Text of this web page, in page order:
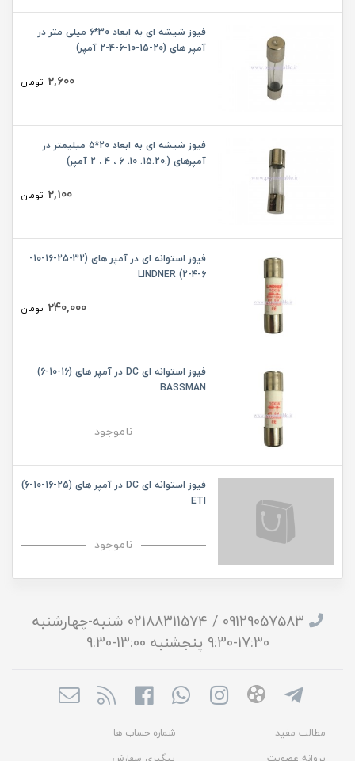
فیوز شیشه ای به ابعاد 30*6 میلی متر در
آمپر های (20-15-10-6-4-2 آمپر)
2,600 تومان
فیوز شیشه ای به ابعاد 20*5 میلیمتر در
آمپرهای (.15.20. 10، 6 ، 4 ، 2 آمپر)
2,100 تومان
فیوز استوانه ای در آمپر های (32-25-16-10-
6-4-2) LINDNER
240,000 تومان
فیوز استوانه ای DC در آمپر های (16-10-6)
BASSMAN
ناموجود
فیوز استوانه ای DC در آمپر های (25-16-10-6)
ETI
ناموجود
09129057583 / 02188311574 شنبه-چهارشنبه
17:30-9:30 پنجشنبه 13:00-9:30
مطالب مفید
شماره حساب ها